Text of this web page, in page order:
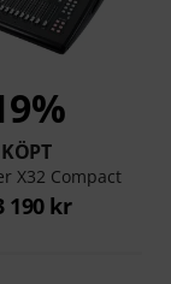
KÖPT
X32 Compact
190 kr